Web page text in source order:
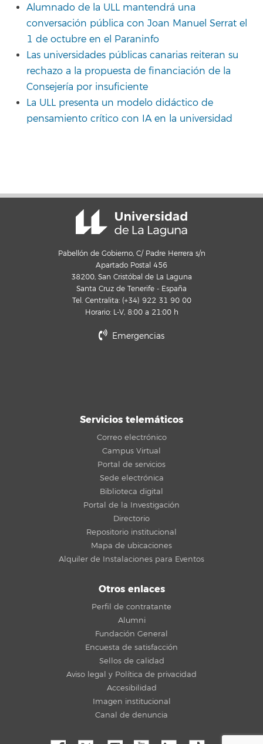
Alumnado de la ULL mantendrá una
conversación pública con Joan Manuel Serrat el
1 de octubre en el Paraninfo
Las universidades públicas canarias reiteran su
rechazo a la propuesta de financiación de la
Consejería por insuficiente
La ULL presenta un modelo didáctico de
pensamiento crítico con IA en la universidad
Pabellón de Gobierno, C/ Padre Herrera s/n
Apartado Postal 456
38200, San Cristóbal de La Laguna
Santa Cruz de Tenerife - España
Tel. Centralita: (+34) 922 31 90 00
Horario: L-V, 8:00 a 21:00 h
Emergencias
Servicios telemáticos
Correo electrónico
Campus Virtual
Portal de servicios
Sede electrónica
Biblioteca digital
Portal de la Investigación
Directorio
Repositorio institucional
Mapa de ubicaciones
Alquiler de Instalaciones para Eventos
Otros enlaces
Perfil de contratante
Alumni
Fundación General
Encuesta de satisfacción
Sellos de calidad
Aviso legal y Política de privacidad
Accesibilidad
Imagen institucional
Canal de denuncia